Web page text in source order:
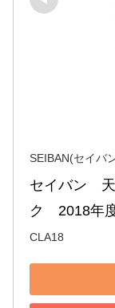
SEIBAN(セイバ
セイバン　
ク　2018年
CLA18